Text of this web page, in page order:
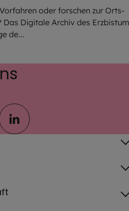
oder forschen zur Orts-
Das Digitale Archiv des
de...
linkedin